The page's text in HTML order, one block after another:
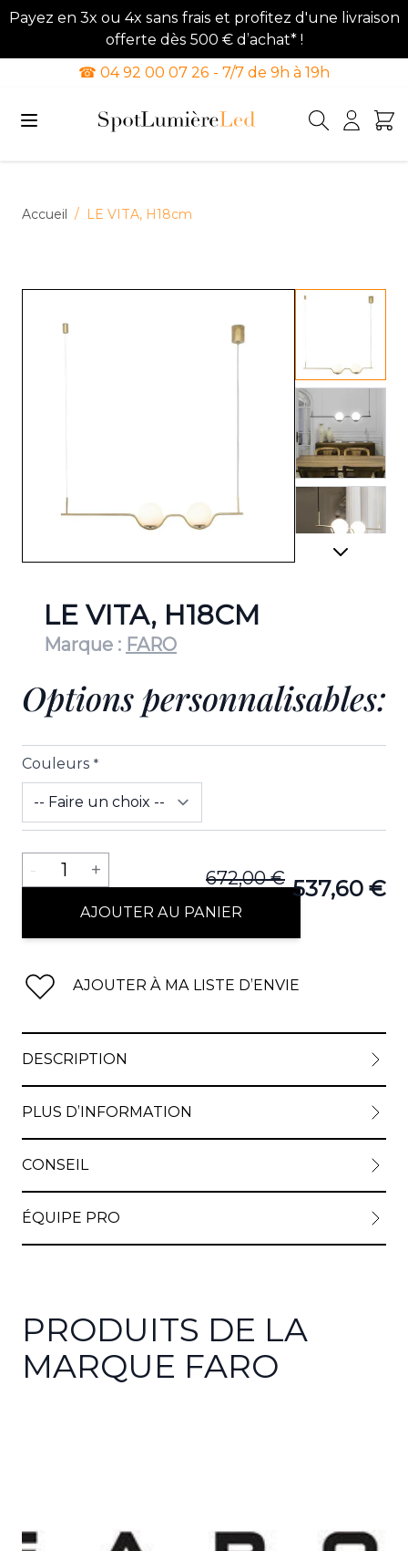
Payez en 3x ou 4x sans frais et profitez d'une livraison
offerte dès 500 € d’achat* !
☎ 04 92 00 07 26 - 7/7 de 9h à 19h
Accueil / LE VITA, H18cm
View
View
View
LE VITA, H18CM
Marque : FARO
Options personnalisables:
Couleurs *
672,00 € 537,60 €
Quantité
- 1 +
AJOUTER AU PANIER
AJOUTER À MA LISTE D’ENVIE
DESCRIPTION
PLUS D’INFORMATION
CONSEIL
ÉQUIPE PRO
PRODUITS DE LA
MARQUE FARO